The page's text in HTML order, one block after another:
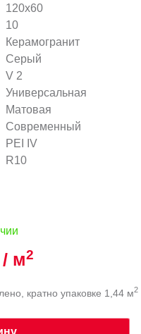
120x60
10
Керамогранит
Серый
V 2
Универсальная
Матовая
Современный
PEI IV
R10
/ м2
кратно упаковке 1,44 м2